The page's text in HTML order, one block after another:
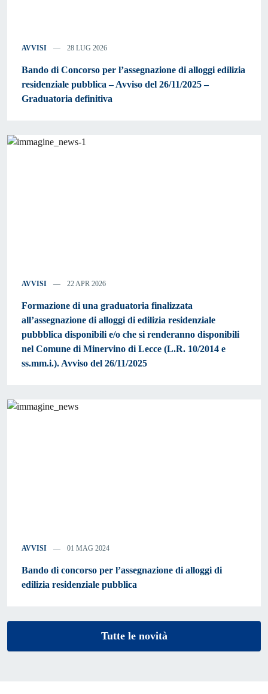
AVVISI 28 LUG 2026
Bando di Concorso per l’assegnazione di alloggi edilizia
residenziale pubblica – Avviso del 26/11/2025 –
Graduatoria definitiva
AVVISI 22 APR 2026
Formazione di una graduatoria finalizzata
all’assegnazione di alloggi di edilizia residenziale
pubbblica disponibili e/o che si renderanno disponibili
nel Comune di Minervino di Lecce (L.R. 10/2014 e
ss.mm.i.). Avviso del 26/11/2025
AVVISI 01 MAG 2024
Bando di concorso per l’assegnazione di alloggi di
edilizia residenziale pubblica
Tutte le novità